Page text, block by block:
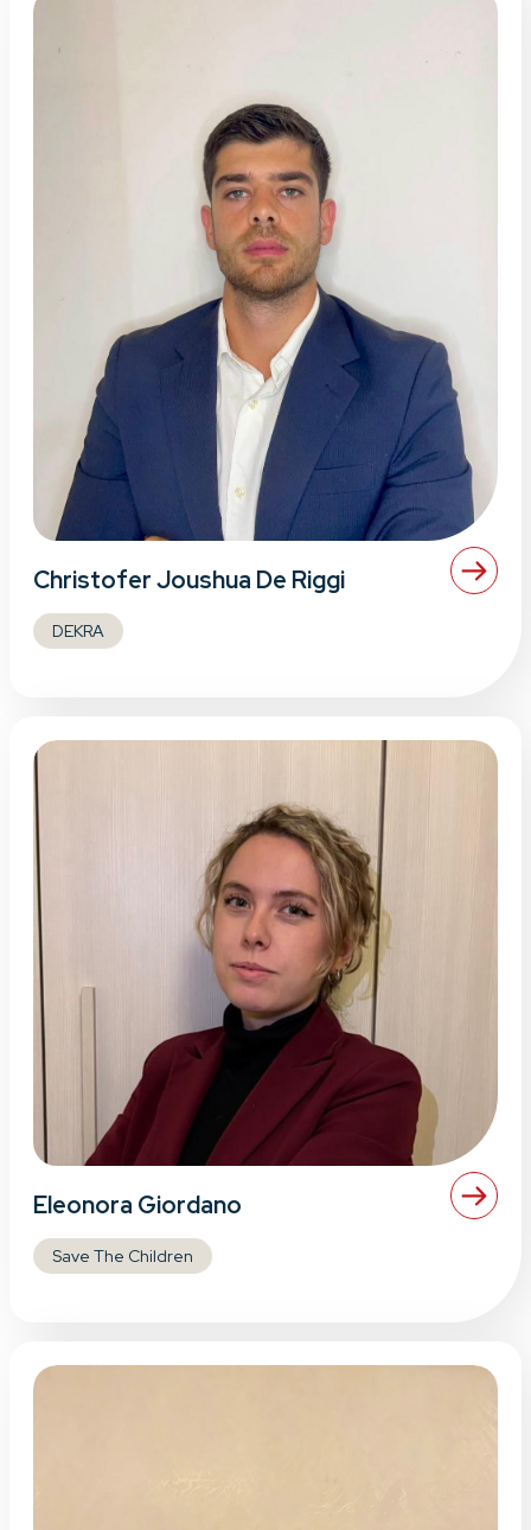
Christofer Joushua De Riggi
DEKRA
Eleonora Giordano
Save The Children